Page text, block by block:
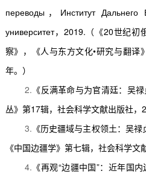
переводы， Институт
университет， 2019. （《20世纪初
察》，《人与东方文化•研究与翻译
年。）
2. 《反满革命与为官清廷：吴
丛》第17辑，社会科学文献出版社，
3. 《历史疆域与主权领土：吴禄
《中国边疆学》第七辑，社会科学文
4. 《再观“边疆中国”：近年国内